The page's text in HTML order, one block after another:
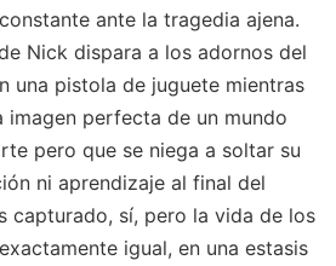
ante la tragedia ajena.
Nick dispara a los adornos del
una pistola de juguete mientras
imagen perfecta de un mundo
pero que se niega a soltar su
ni aprendizaje al final del
capturado, sí, pero la vida de los
igual, en una estasis